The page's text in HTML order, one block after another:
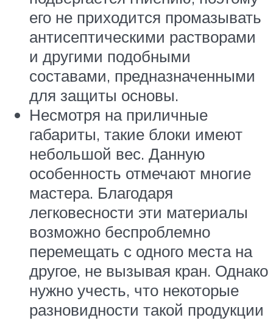
его не приходится промазывать
антисептическими растворами
и другими подобными
составами, предназначенными
для защиты основы.
Несмотря на приличные
габариты, такие блоки имеют
небольшой вес. Данную
особенность отмечают многие
мастера. Благодаря
легковесности эти материалы
возможно беспроблемно
перемещать с одного места на
другое, не вызывая кран. Однако
нужно учесть, что некоторые
разновидности такой продукции